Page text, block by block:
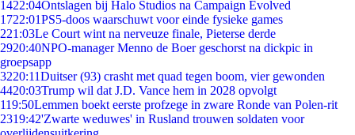
1422:04Ontslagen bij Halo Studios na Campaign Evolved
1722:01PS5-doos waarschuwt voor einde fysieke games
221:03Le Court wint na nerveuze finale, Pieterse derde
2920:40NPO-manager Menno de Boer geschorst na dickpic in
groepsapp
3220:11Duitser (93) crasht met quad tegen boom, vier gewonden
4420:03Trump wil dat J.D. Vance hem in 2028 opvolgt
119:50Lemmen boekt eerste profzege in zware Ronde van Polen-rit
2319:42'Zwarte weduwes' in Rusland trouwen soldaten voor